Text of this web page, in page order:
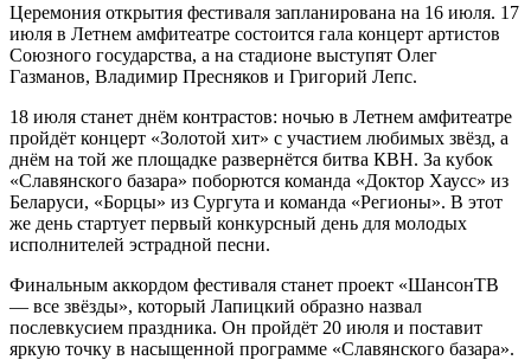
Церемония открытия фестиваля запланирована на 16 июля. 17
июля в Летнем амфитеатре состоится гала концерт артистов
Союзного государства, а на стадионе выступят Олег
Газманов, Владимир Пресняков и Григорий Лепс.
18 июля станет днём контрастов: ночью в Летнем амфитеатре
пройдёт концерт «Золотой хит» с участием любимых звёзд, а
днём на той же площадке развернётся битва КВН. За кубок
«Славянского базара» поборются команда «Доктор Хаусс» из
Беларуси, «Борцы» из Сургута и команда «Регионы». В этот
же день стартует первый конкурсный день для молодых
исполнителей эстрадной песни.
Финальным аккордом фестиваля станет проект «ШансонТВ
— все звёзды», который Лапицкий образно назвал
послевкусием праздника. Он пройдёт 20 июля и поставит
яркую точку в н­асыщенной программе «Славянского базара».